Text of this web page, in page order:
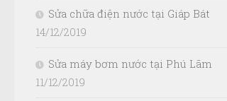
Sửa chữa điện nước tại Giáp Bát
14/12/2019
Sửa máy bơm nước tại Phú Lãm
11/12/2019